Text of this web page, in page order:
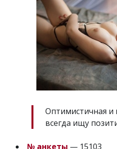
Оптимистичная
всегда ищу
№ анкеты — 15103